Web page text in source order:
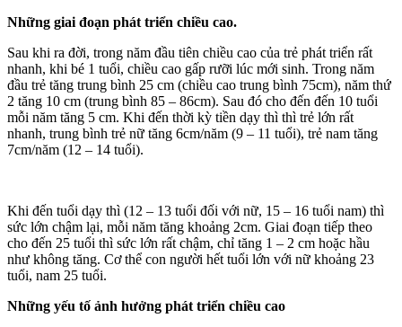
Những giai đoạn phát triển chiều cao.
Sau khi ra đời, trong năm đầu tiên chiều cao của trẻ phát triển rất
nhanh, khi bé 1 tuổi, chiều cao gấp rưỡi lúc mới sinh. Trong năm
đầu trẻ tăng trung bình 25 cm (chiều cao trung bình 75cm), năm thứ
2 tăng 10 cm (trung bình 85 – 86cm). Sau đó cho đến đến 10 tuổi
mỗi năm tăng 5 cm. Khi đến thời kỳ tiền dạy thì thì trẻ lớn rất
nhanh, trung bình trẻ nữ tăng 6cm/năm (9 – 11 tuổi), trẻ nam tăng
7cm/năm (12 – 14 tuổi).
Khi đến tuổi dạy thì (12 – 13 tuổi đối với nữ, 15 – 16 tuổi nam) thì
sức lớn chậm lại, mỗi năm tăng khoảng 2cm. Giai đoạn tiếp theo
cho đến 25 tuổi thì sức lớn rất chậm, chỉ tăng 1 – 2 cm hoặc hầu
như không tăng. Cơ thể con người hết tuổi lớn với nữ khoảng 23
tuổi, nam 25 tuổi.
Những yếu tố ảnh hưởng phát triển chiều cao